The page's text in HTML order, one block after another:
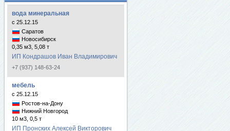
вода минеральная
с 25.12.15
Саратов
Новосибирск
0,35 м3, 5,08 т
ИП Кондрашов Иван Владимирович
+7 (937) 148-63-24
мебель
с 25.12.15
Ростов-на-Дону
Нижний Новгород
10 м3, 0,5 т
ИП Пронских Алексей Викторович